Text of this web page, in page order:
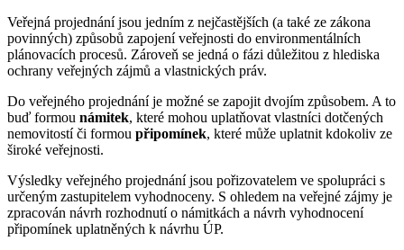
Veřejná projednání jsou jedním z nejčastějších (a také ze zákona
povinných) způsobů zapojení veřejnosti do environmentálních
plánovacích procesů. Zároveň se jedná o fázi důležitou z hlediska
ochrany veřejných zájmů a vlastnických práv.
Do veřejného projednání je možné se zapojit dvojím způsobem. A to
buď formou námitek, které mohou uplatňovat vlastníci dotčených
nemovitostí či formou připomínek, které může uplatnit kdokoliv ze
široké veřejnosti.
Výsledky veřejného projednání jsou pořizovatelem ve spolupráci s
určeným zastupitelem vyhodnoceny. S ohledem na veřejné zájmy je
zpracován návrh rozhodnutí o námitkách a návrh vyhodnocení
připomínek uplatněných k návrhu ÚP.